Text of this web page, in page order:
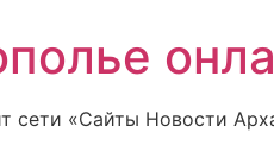
сети «Сайты Новости